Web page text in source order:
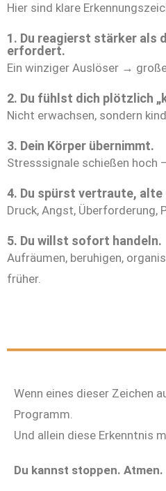
Hier sind klare
1. Du reagierst stärker als
erfordert.
Ein winziger Auslöser →
2. Du fühlst dich plötzlich
Nicht erwachsen, sondern
3. Dein Körper übernimmt.
Stresssignale schießen hoch
4. Du spürst vertraute, alte
Druck, Angst, Überforderung,
5. Du willst sofort handeln.
Aufräumen, beruhigen,
früher.
Wenn eines dieser Zeichen
Programm.
Und allein diese Erkenntnis
Du kannst stoppen. Atmen.